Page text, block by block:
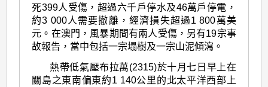
死399人受傷，超過六千戶停水及46萬戶停電，
約3 000人需要撤離，經濟損失超過1 800萬美
元。在澳門，風暴期間有兩人受傷，另有19宗事
故報告，當中包括一宗塌樹及一宗山泥傾瀉。
熱帶低氣壓布拉萬(2315)於十月七日早上在
關島之東南偏東約1 140公里的北太平洋西部上